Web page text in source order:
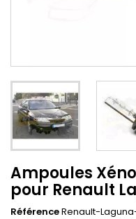
Ampoules
pour Renault
RéférenceRenault-